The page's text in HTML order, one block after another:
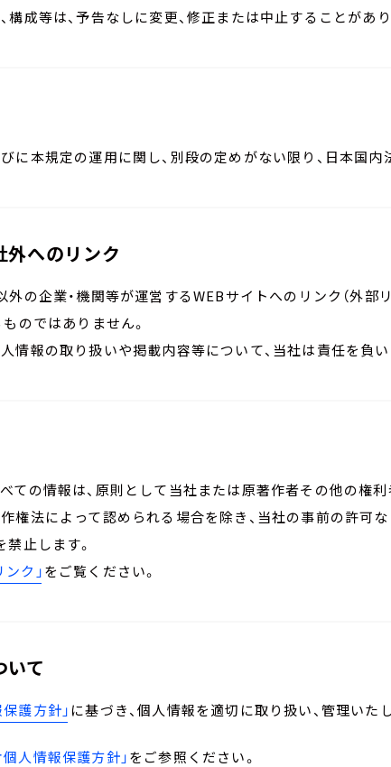
構成等は、予告なしに変更、修正または中止することがあ
に本規定の運用に関し、別段の定めがない限り、日本国内
へのリンク
外の企業・機関等が運営するWEBサイトへのリンク（外部
のではありません。
情報の取り扱いや掲載内容等について、当社は責任を負い
ての情報は、原則として当社または原著作者その他の権
権法によって認められる場合を除き、当社の事前の許可な
止します。
ク」をご覧ください。
いて
護方針」 に基づき、個人情報を適切に取り扱い、管理いた
人情報保護方針」をご参照ください。